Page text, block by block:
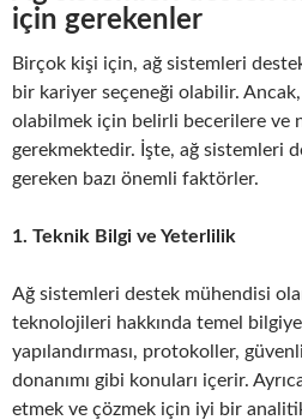
için gerekenler
Birçok kişi için, ağ sistemleri
bir kariyer seçeneği olabilir. Ancak,
olabilmek için belirli becerilere ve
gerekmektedir. İşte, ağ sistemleri
gereken bazı önemli faktörler.
1. Teknik Bilgi ve Yeterlilik
Ağ sistemleri destek mühendisi
teknolojileri hakkında temel bilgiye
yapılandırması, protokoller,
donanımı gibi konuları içerir.
etmek ve çözmek için iyi bir